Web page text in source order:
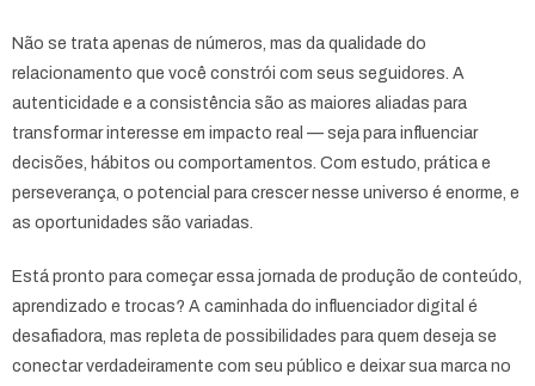
Não se trata apenas de números, mas da qualidade do
relacionamento que você constrói com seus seguidores. A
autenticidade e a consistência são as maiores aliadas para
transformar interesse em impacto real — seja para influenciar
decisões, hábitos ou comportamentos. Com estudo, prática e
perseverança, o potencial para crescer nesse universo é enorme, e
as oportunidades são variadas.
Está pronto para começar essa jornada de produção de conteúdo,
aprendizado e trocas? A caminhada do influenciador digital é
desafiadora, mas repleta de possibilidades para quem deseja se
conectar verdadeiramente com seu público e deixar sua marca no